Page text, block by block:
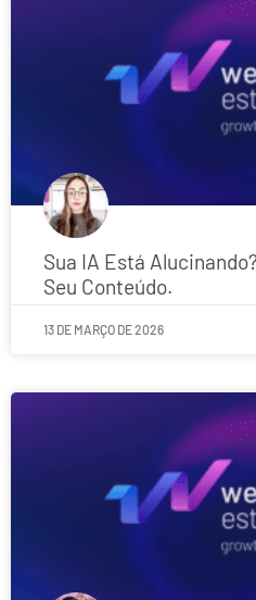
Sua IA Está
Seu Conteúdo.
13 DE MARÇO DE 2026